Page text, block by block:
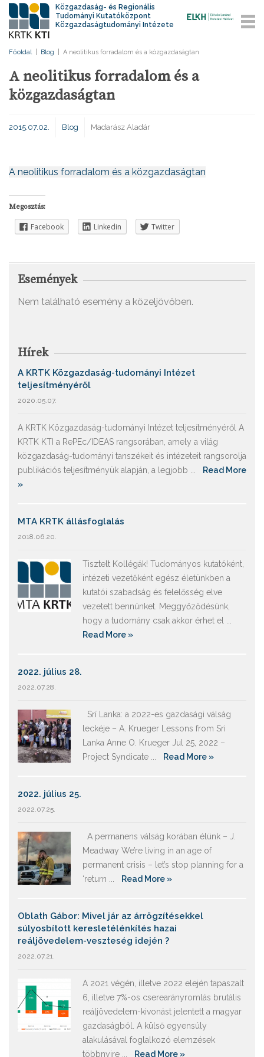
Közgazdaság- és Regionális
Tudományi Kutatóközpont
Közgazdaságtudományi Intézete
Főoldal Blog A neolitikus forradalom és a közgazdaságtan
A neolitikus forradalom és a
közgazdaságtan
2015.07.02. Blog Madarász Aladár
A neolitikus forradalom és a közgazdaságtan
Megosztás:
Facebook Linkedin Twitter
Események
Nem található esemény a közeljövőben.
Hírek
A KRTK Közgazdaság-tudományi Intézet
teljesítményéről
2020.05.07.
A KRTK Közgazdaság-tudományi Intézet teljesítményéről A
KRTK KTI a RePEc/IDEAS rangsorában, amely a világ
közgazdaság-tudományi tanszékeit és intézeteit rangsorolja
publikációs teljesítményük alapján, a legjobb ...
Read More
»
MTA KRTK állásfoglalás
2018.06.20.
Tisztelt Kollégák! Tudományos kutatóként,
intézeti vezetőként egész életünkben a
kutatói szabadság és felelősség elve
vezetett bennünket. Meggyőződésünk,
hogy a tudomány csak akkor érhet el ...
Read More »
2022. július 28.
2022.07.28.
Srí Lanka: a 2022-es gazdasági válság
leckéje – A. Krueger Lessons from Sri
Lanka Anne O. Krueger Jul 25, 2022 –
Project Syndicate ...
Read More »
2022. július 25.
2022.07.25.
A permanens válság korában élünk – J.
Meadway We’re living in an age of
permanent crisis – let’s stop planning for a
‘return ...
Read More »
Oblath Gábor: Mivel jár az árrögzítésekkel
súlyosbított keresletélénkítés hazai
reáljövedelem-veszteség idején ?
2022.07.21.
A 2021 végén, illetve 2022 elején tapaszalt
6, illetve 7%-os cserearányromlás brutális
reáljövedelem-kivonást jelentett a magyar
gazdaságból. A külső egyensúly
alakulásával foglalkozó elemzések
többnyire ...
Read More »